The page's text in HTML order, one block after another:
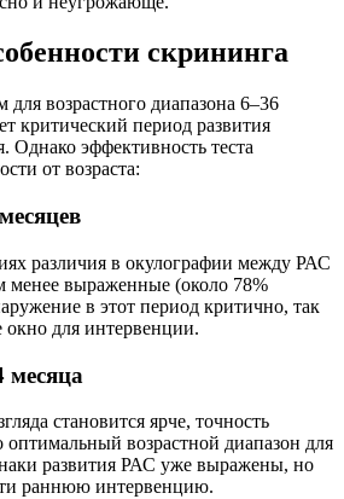
скрининга
возрастного диапазона 6–36
критический период развития
Однако эффективность теста
от возраста:
различия в окулографии между РАС
менее выраженные (около 78%
в этот период критично, так
окно для интервенции.
месяца
становится ярче, точность
оптимальный возрастной диапазон для
развития РАС уже выражены, но
раннюю интервенцию.